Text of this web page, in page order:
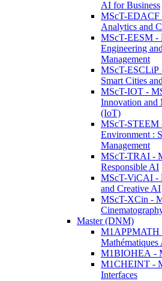
AI for Business
MScT-EDACF
Analytics and
MScT-EESM -
Engineering
Management
MScT-ESCLiP
Smart Cities
MScT-IOT -
Innovation and
(IoT)
MScT-STEEM
Environment :
Management
MScT-TRAI -
Responsible AI
MScT-ViCAI -
and Creative AI
MScT-XCin -
Master (DNM)
M1APPMATH
Mathématiques
M1BIOHEA -
M1CHEINT -
Interfaces